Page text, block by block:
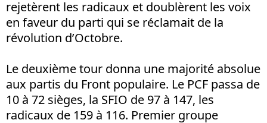
rejetèrent les radicaux et doublèrent les voix
en faveur du parti qui se réclamait de la
révolution d’Octobre.
Le deuxième tour donna une majorité absolue
aux partis du Front populaire. Le PCF passa de
10 à 72 sièges, la SFIO de 97 à 147, les
radicaux de 159 à 116. Premier groupe